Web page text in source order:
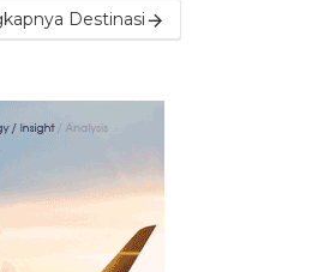
Destinasi